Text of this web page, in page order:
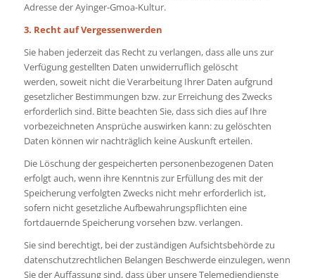
Adresse der Ayinger-Gmoa-Kultur.
3. Recht auf Vergessenwerden
Sie haben jederzeit das Recht zu verlangen, dass alle uns zur
Verfügung gestellten Daten unwiderruflich gelöscht
werden, soweit nicht die Verarbeitung Ihrer Daten aufgrund
gesetzlicher Bestimmungen bzw. zur Erreichung des Zwecks
erforderlich sind. Bitte beachten Sie, dass sich dies auf Ihre
vorbezeichneten Ansprüche auswirken kann: zu gelöschten
Daten können wir nachträglich keine Auskunft erteilen.
Die Löschung der gespeicherten personenbezogenen Daten
erfolgt auch, wenn ihre Kenntnis zur Erfüllung des mit der
Speicherung verfolgten Zwecks nicht mehr erforderlich ist,
sofern nicht gesetzliche Aufbewahrungspflichten eine
fortdauernde Speicherung vorsehen bzw. verlangen.
Sie sind berechtigt, bei der zuständigen Aufsichtsbehörde zu
datenschutzrechtlichen Belangen Beschwerde einzulegen, wenn
Sie der Auffassung sind, dass über unsere Telemediendienste